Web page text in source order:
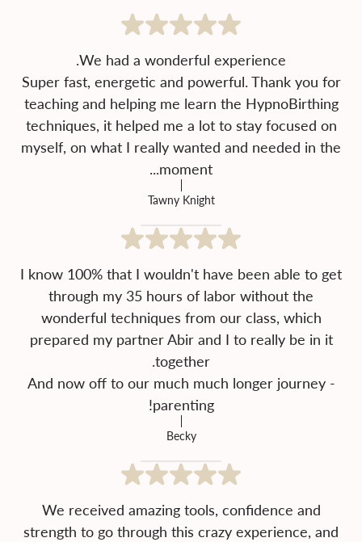
Super fast, energetic and powerful. Thank you for
teaching and helping me learn the HypnoBirthing
techniques, it helped me a lot to stay focused on
myself, on what I really wanted and needed in the
moment...
Tawny Knight
I know 100% that I wouldn't have been able to get
through my 35 hours of labor without the
wonderful techniques from our class, which
prepared my partner Abir and I to really be in it
And now off to our much much longer journey -
parenting!
Becky
We received amazing tools, confidence and
strength to go through this crazy experience, and